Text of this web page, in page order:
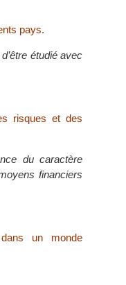
pays.
étudié avec
risques et des
du caractère
financiers
un monde